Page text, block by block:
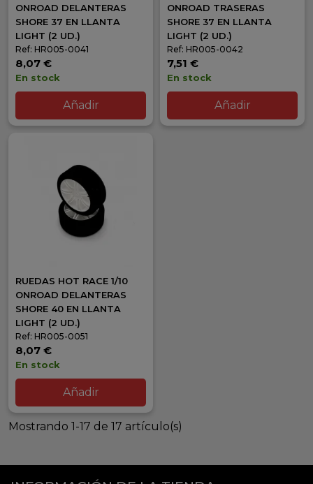
ONROAD DELANTERAS
SHORE 37 EN LLANTA
LIGHT (2 UD.)
Ref: HR005-0041
8,07 €
En stock
Añadir
ONROAD TRASERAS
SHORE 37 EN LLANTA
LIGHT (2 UD.)
Ref: HR005-0042
7,51 €
En stock
Añadir
RUEDAS HOT RACE 1/10
ONROAD DELANTERAS
SHORE 40 EN LLANTA
LIGHT (2 UD.)
Ref: HR005-0051
8,07 €
En stock
Añadir
Mostrando 1-17 de 17 artículo(s)